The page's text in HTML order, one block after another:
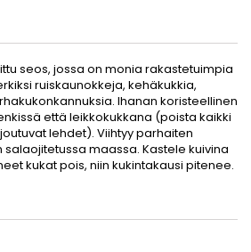
seos, jossa on monia rakastetuimpia
ruiskaunokkeja, kehäkukkia,
Ihanan koristeellinen
että leikkokukkana (poista kaikki
lehdet). Viihtyy parhaiten
salaojitetussa maassa. Kastele kuivina
kukat pois, niin kukintakausi pitenee.